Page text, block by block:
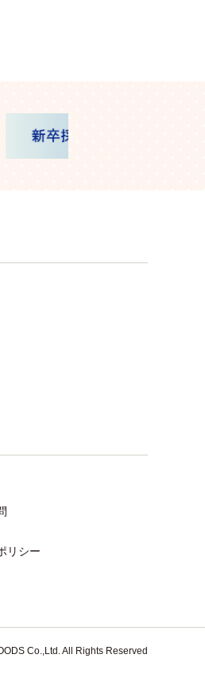
リシー
Co.,Ltd. All Rights Reserved